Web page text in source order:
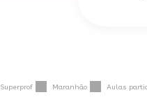
Superprof Maranhão Aulas